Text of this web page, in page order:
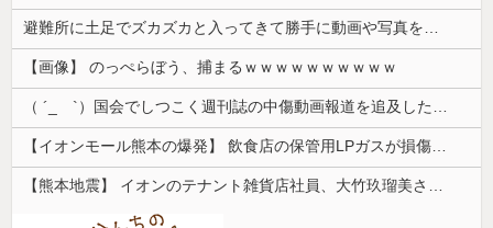
【画像】 のっぺらぼう、捕まるｗｗｗｗｗｗｗｗｗｗ